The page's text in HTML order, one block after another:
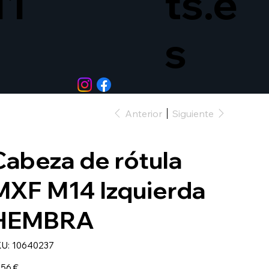
s
Anterior Siguiente
de rótula
M14 Izquierda
SKU
10640237
10640237